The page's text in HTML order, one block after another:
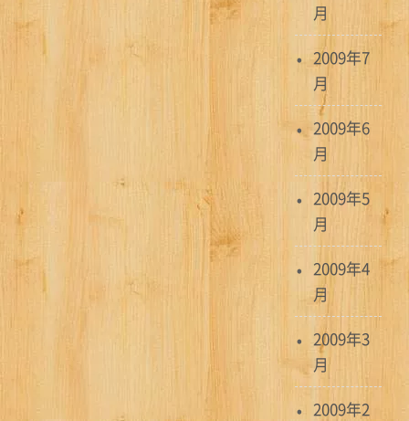
月
2009年7
月
2009年6
月
2009年5
月
2009年4
月
2009年3
月
2009年2